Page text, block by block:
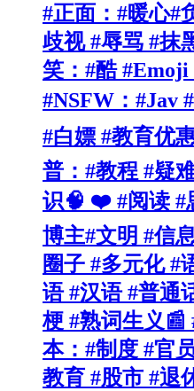
#正面：#暖心#
歧视 #辱骂 #抹
笑：#酷
#NSFW：#Jav
#白嫖 #教育优
普：#教程 #疑
识🧠 ❤️ #阅读 #
博主#文明 #信
圈子 #多元化 #
语 #汉语 #普通
梗 #熟词生义📰
本：#制度 #官
教育 #股市 #退